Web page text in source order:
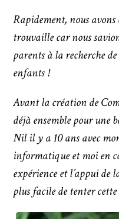
Rapidement, nous
trouvaille car nous
parents à la recherche
enfants !
Avant la création de
déjà ensemble pour une
Nil il y a 10 ans avec
informatique et moi en
expérience et l’appui de
plus facile de tenter